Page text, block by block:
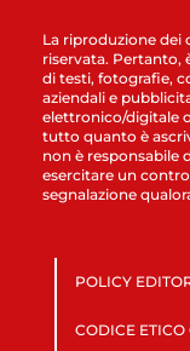
La riproduzione dei
riservata. Pertanto,
di testi, fotografie,
aziendali e
elettronico/digitale
tutto quanto è
non è responsabile
esercitare un
segnalazione
POLICY
CODICE